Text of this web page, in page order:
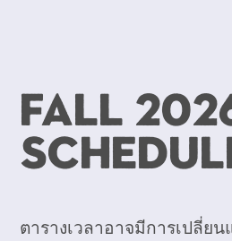
Fall
ตารางเวลาอาจมีการเปลี่ย